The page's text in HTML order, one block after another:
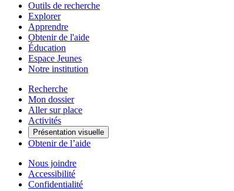
Outils de recherche
Explorer
Apprendre
Obtenir de l'aide
Éducation
Espace Jeunes
Notre institution
Recherche
Mon dossier
Aller sur place
Activités
Présentation visuelle
Obtenir de l’aide
Nous joindre
Accessibilité
Confidentialité